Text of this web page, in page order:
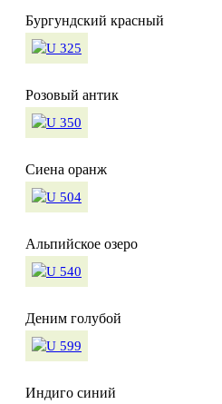
Бургундский красный
Розовый антик
Сиена оранж
Альпийское озеро
Деним голубой
Индиго синий